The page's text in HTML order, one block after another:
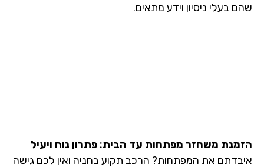
בעלי ניסיון וידע מתאים.
משחזר מפתחות עד הבית: פתרון נוח ויעיל
את המפתחות? הרכב תקוע בחניה ואין לכם גישה